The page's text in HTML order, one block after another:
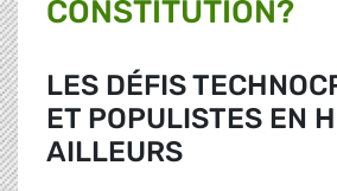
CONSTITUTION?
LES DÉFIS
ET POPULISTES EN
AILLEURS